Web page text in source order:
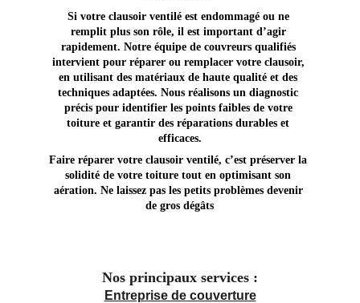
Si votre clausoir ventilé est endommagé ou ne
remplit plus son rôle, il est important d’agir
rapidement. Notre équipe de couvreurs qualifiés
intervient pour réparer ou remplacer votre clausoir,
en utilisant des matériaux de haute qualité et des
techniques adaptées. Nous réalisons un diagnostic
précis pour identifier les points faibles de votre
toiture et garantir des réparations durables et
efficaces.
Faire réparer votre clausoir ventilé, c’est préserver la
solidité de votre toiture tout en optimisant son
aération. Ne laissez pas les petits problèmes devenir
de gros dégâts
Nos principaux services :
Entreprise de couverture